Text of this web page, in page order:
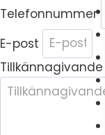
Telefonnummer
E-post
Tillkännagivande